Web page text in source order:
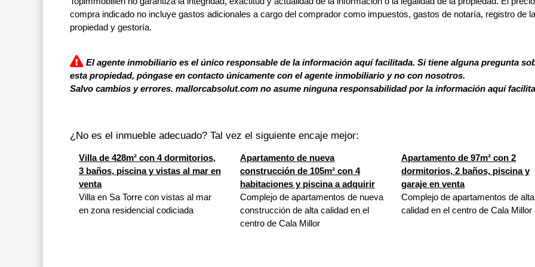
compra indicado no incluye gastos adicionales a cargo del comprador como impuestos, gastos de notaría, registro de la
propiedad y gestoría.
El agente inmobiliario es el único responsable de la información aquí facilitada. Si tiene alguna pregunta
esta propiedad, póngase en contacto únicamente con el agente inmobiliario y no con nosotros.
Salvo cambios y errores. mallorcabsolut.com no asume ninguna responsabilidad por la información aquí
¿No es el inmueble adecuado? Tal vez el siguiente encaje mejor:
Villa de 428m² con 4 dormitorios,
3 baños, piscina y vistas al mar en
venta
Villa en Sa Torre con vistas al mar
en zona residencial codiciada
Apartamento de nueva
construcción de 105m² con 4
habitaciones y piscina a adquirir
Complejo de apartamentos de nueva
construcción de alta calidad en el
centro de Cala Millor
Apartamento de 97m² con 2
dormitorios, 2 baños, piscina y
garaje en venta
Complejo de apartamentos de alta
calidad en el centro de Cala Millor